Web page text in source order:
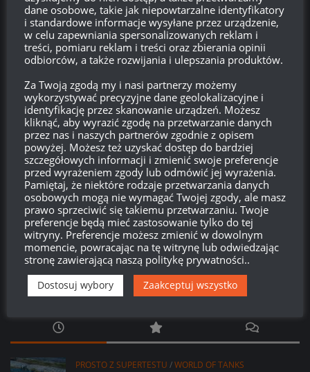
Zarejestruj się
Zaloguj się
Kanał wpisów
Kanał komentarzy
WordPress.org
Brakwierzchołka drzewkaod:
578
Dni
11
Godzin
59
Minut
54
Sekund
PROSTO Z SUPERTESTU /WORLD OF TANKS
dane osobowe, takie jak niepowtarzalne identyfikatory
i standardowe informacje wysyłane przez urządzenie,
w celu zapewniania spersonalizowanych reklam i
treści, pomiaru reklam i treści oraz zbierania opinii
odbiorców, a także rozwijania i ulepszania produktów.
Za Twoją zgodą my i nasi partnerzy możemy
wykorzystywać precyzyjne dane geolokalizacyjne i
identyfikację przez skanowanie urządzeń. Możesz
kliknąć, aby wyrazić zgodę na przetwarzanie danych
przez nas i naszych partnerów zgodnie z opisem
powyżej. Możesz też uzyskać dostęp do bardziej
szczegółowych informacji i zmienić swoje preferencje
przed wyrażeniem zgody lub odmówić jej wyrażenia.
Pamiętaj, że niektóre rodzaje przetwarzania danych
osobowych mogą nie wymagać Twojej zgody, ale masz
prawo sprzeciwić się takiemu przetwarzaniu. Twoje
preferencje będą mieć zastosowanie tylko do tej
witryny. Preferencje możesz zmienić w dowolnym
momencie, powracając na tę witrynę lub odwiedzając
stronę zawierającą naszą politykę prywatności..
Dostosuj wybory Zaakceptuj wszystko